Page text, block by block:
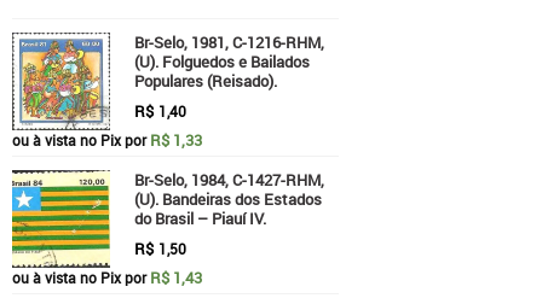
Br-Selo, 1981, C-1216-RHM,
(U). Folguedos e Bailados
Populares (Reisado).
R$ 1,40
ou à vista no Pix porR$ 1,33
Br-Selo, 1984, C-1427-RHM,
(U). Bandeiras dos Estados
do Brasil – Piauí IV.
R$ 1,50
ou à vista no Pix porR$ 1,43